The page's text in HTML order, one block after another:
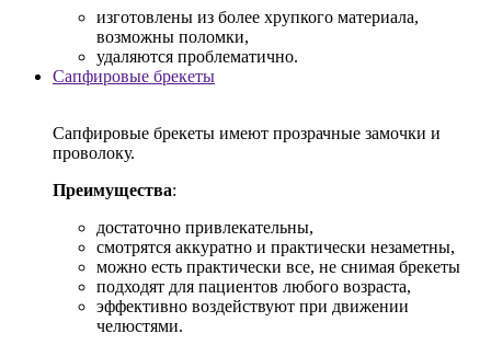
изготовлены из более хрупкого материала,
возможны поломки,
удаляются проблематично.
Сапфировые брекеты
Сапфировые брекеты имеют прозрачные замочки и
проволоку.
Преимущества:
достаточно привлекательны,
смотрятся аккуратно и практически незаметны,
можно есть практически все, не снимая брекеты
подходят для пациентов любого возраста,
эффективно воздействуют при движении
челюстями.